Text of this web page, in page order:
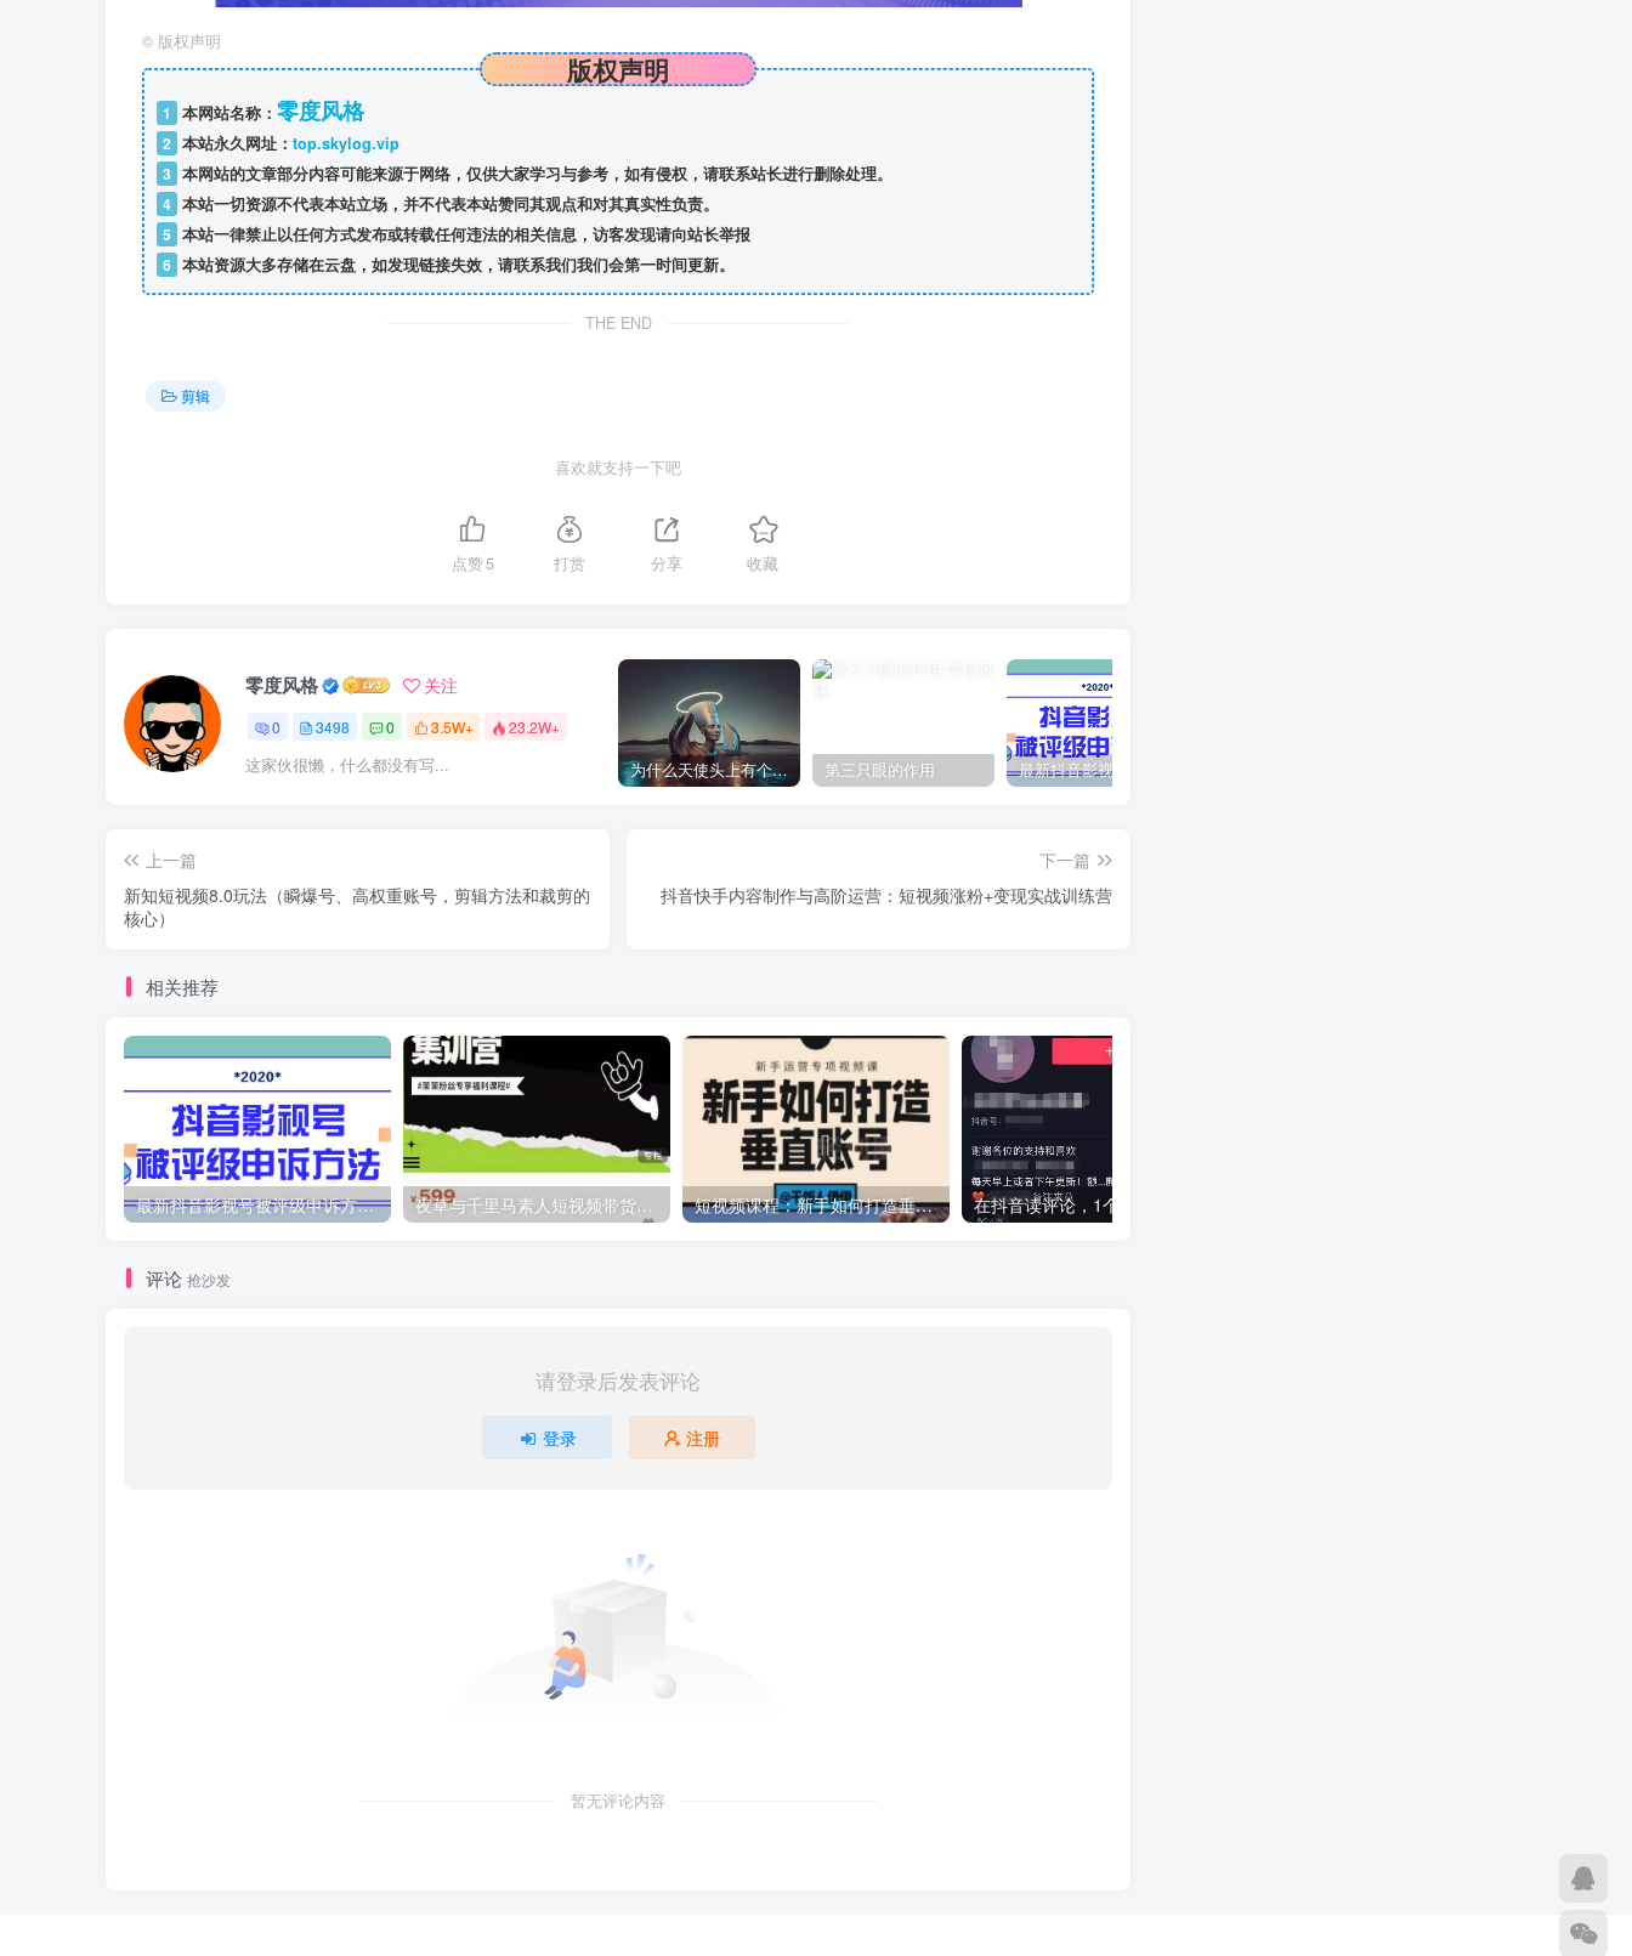
© 版权声明
版权声明
1 本网站名称： 零度风格
2 本站永久网址： top.skylog.vip
3 本网站的文章部分内容可能来源于网络，仅供大家学习与参考，如有侵权，请联系站长进行删除处理。
4 本站一切资源不代表本站立场，并不代表本站赞同其观点和对其真实性负责。
5 本站一律禁止以任何方式发布或转载任何违法的相关信息，访客发现请向站长举报
6 本站资源大多存储在云盘，如发现链接失效，请联系我们我们会第一时间更新。
THE END
剪辑
喜欢就支持一下吧
点赞5 打赏 分享 收藏
零度风格 关注
0 3498 0 3.5W+ 23.2W+
这家伙很懒，什么都没有写... 为什么天使头上有个圈？ 第三只眼的作用
上一篇
新知短视频8.0玩法（瞬爆号、高权重账号，剪辑方法和裁剪的
核心）
下一篇
抖音快手内容制作与高阶运营：短视频涨粉+变现实战训练营
相关推荐
最新抖音影视号被评级申诉方法视频教程 夜草与千里马素人短视频带货集训营，薛辉团队价值599元 短视频课程：新手如何打造垂直账号，教你标准流程搭建基础账号（录播+直播）
评论 抢沙发
请登录后发表评论
登录 注册
暂无评论内容